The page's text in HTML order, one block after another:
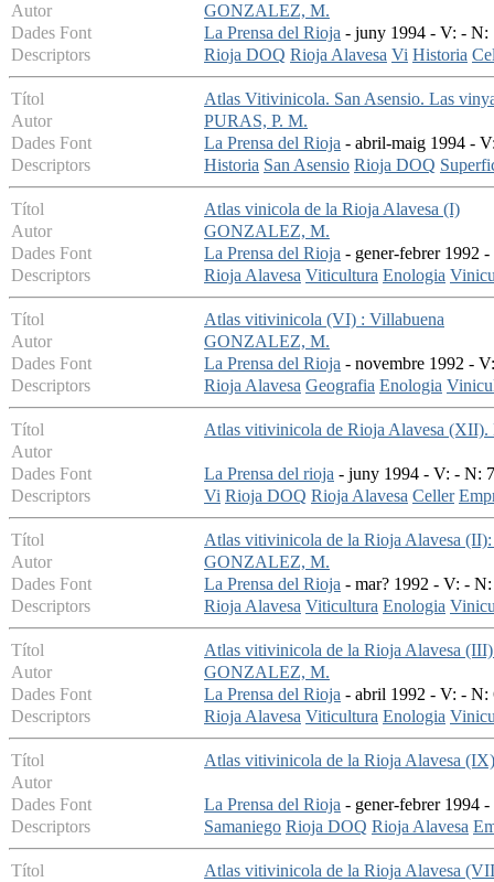
Autor
GONZALEZ, M.
Dades Font
La Prensa del Rioja - juny 1994 - V: - N:
Descriptors
Rioja DOQ Rioja Alavesa Vi Historia
Títol
Atlas Vitivinicola. San Asensio. Las
Autor
PURAS, P. M.
Dades Font
La Prensa del Rioja - abril-maig 1994 -
Descriptors
Historia San Asensio Rioja DOQ
Títol
Atlas vinicola de la Rioja Alavesa (I)
Autor
GONZALEZ, M.
Dades Font
La Prensa del Rioja - gener-febrer 1992
Descriptors
Rioja Alavesa Viticultura Enologia
Títol
Atlas vitivinicola (VI) : Villabuena
Autor
GONZALEZ, M.
Dades Font
La Prensa del Rioja - novembre 1992 -
Descriptors
Rioja Alavesa Geografia Enologia
Títol
Atlas vitivinicola de Rioja Alavesa (XII).
Autor
Dades Font
La Prensa del rioja - juny 1994 - V: - N:
Descriptors
Vi Rioja DOQ Rioja Alavesa Celler
Títol
Atlas vitivinicola de la Rioja Alavesa
Autor
GONZALEZ, M.
Dades Font
La Prensa del Rioja - mar? 1992 - V: -
Descriptors
Rioja Alavesa Viticultura Enologia
Títol
Atlas vitivinicola de la Rioja Alavesa
Autor
GONZALEZ, M.
Dades Font
La Prensa del Rioja - abril 1992 - V: - N:
Descriptors
Rioja Alavesa Viticultura Enologia
Títol
Atlas vitivinicola de la Rioja Alavesa
Autor
Dades Font
La Prensa del Rioja - gener-febrer 1994
Descriptors
Samaniego Rioja DOQ Rioja Alavesa
Títol
Atlas vitivinicola de la Rioja Alavesa